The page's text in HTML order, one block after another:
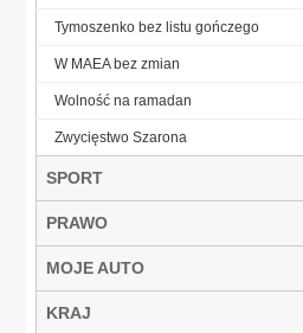
Tymoszenko bez listu gończego
W MAEA bez zmian
Wolność na ramadan
Zwycięstwo Szarona
SPORT
PRAWO
MOJE AUTO
KRAJ